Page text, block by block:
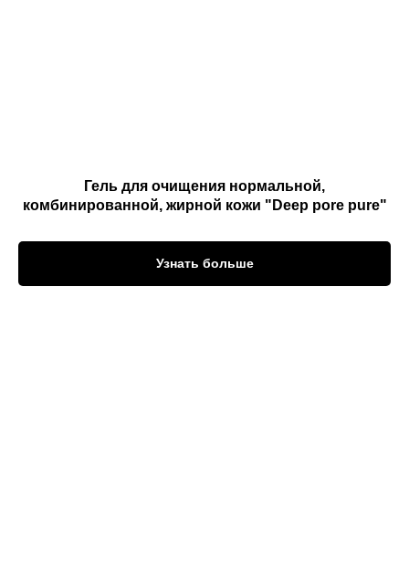
Гель для очищения нормальной,
комбинированной, жирной кожи "Deep pore pure"
Узнать больше